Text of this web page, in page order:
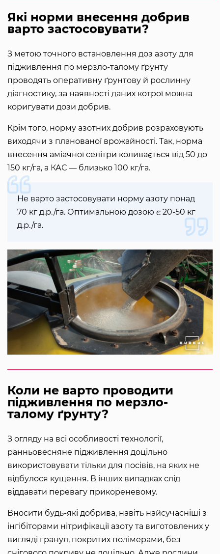
Які норми внесення добрив
варто застосовувати?
З метою точного встановлення доз азоту для
підживлення по мерзло-талому ґрунту
проводять оперативну ґрунтову й рослинну
діагностику, за наявності даних котрої можна
коригувати дози добрив.
Крім того, норму азотних добрив розраховують
виходячи з планованої врожайності. Так, норма
внесення аміачної селітри коливається від 50 до
150 кг/га, а КАС — близько 100 кг/га.
Не варто застосовувати норму азоту понад
70 кг д.р./га. Оптимальною дозою є 20-50 кг
д.р./га.
Коли не варто проводити
підживлення по мерзло-
талому ґрунту?
З огляду на всі особливості технології,
ранньовесняне підживлення доцільно
використовувати тільки для посівів, на яких не
відбулося кущення. В інших випадках слід
віддавати перевагу прикореневому.
Вносити будь-які добрива, навіть найсучасніші з
інгібіторами нітрифікації азоту та виготовлених у
вигляді гранул, покритих полімерами, без